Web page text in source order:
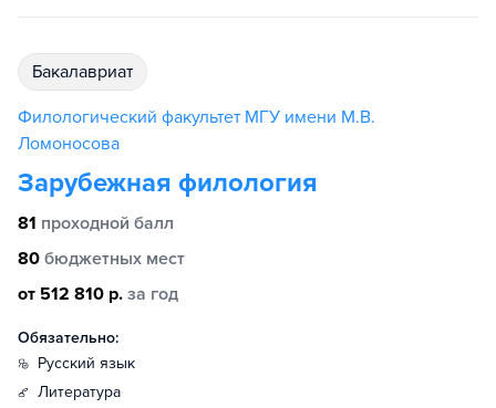
бакалавриат
Филологический факультет МГУ имени М.В.
Ломоносова
Зарубежная филология
81 проходной балл
80 бюджетных мест
от 512 810 р. за год
Обязательно:
русский язык
литература